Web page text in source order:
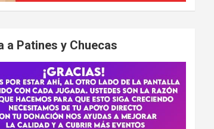
a Patines y Chuecas